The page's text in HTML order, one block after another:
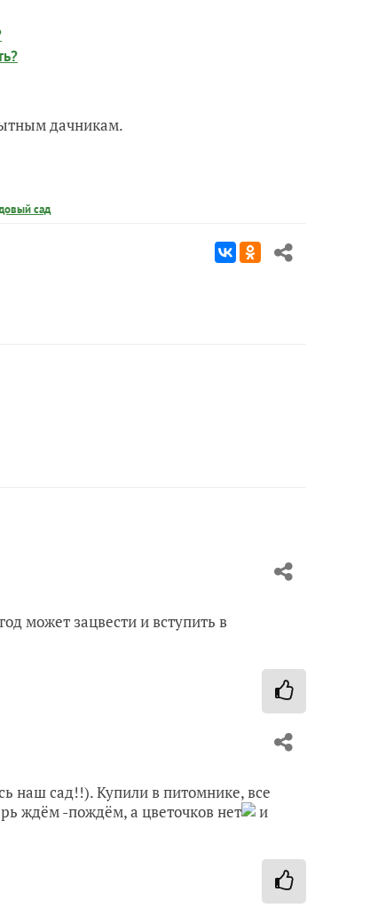
дачникам.
сад
может зацвести и вступить в
наш сад!!). Купили в питомнике, все
ждём -пождём, а цветочков нет
и